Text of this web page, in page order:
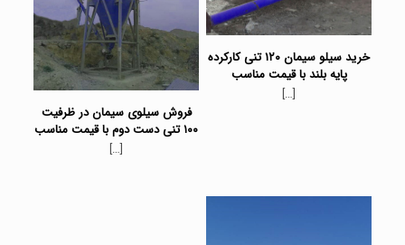
خرید سیلو سیمان ۱۲۰ تنی کارکرده
پایه بلند با قیمت مناسب
[…]
فروش سیلوی سیمان در ظرفیت
۱۰۰ تنی دست دوم با قیمت مناسب
[…]